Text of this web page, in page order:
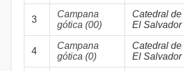
3
Campana
gótica (00)
Catedral de
El Salvador
4
Campana
gótica (0)
Catedral de
El Salvador